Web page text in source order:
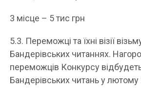
3 місце – 5 тис грн
5.3. Переможці та їхні візії
Бандерівських читаннях.
переможців Конкурсу
Бандерівських читань у лютому